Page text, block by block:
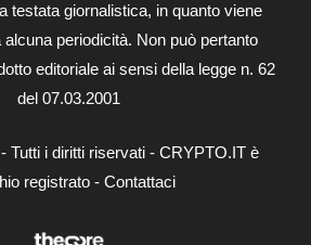
testata giornalistica, in quanto viene
periodicità. Non può pertanto
editoriale ai sensi della legge n. 62
del 07.03.2001
Tutti i diritti riservati - CRYPTO.IT è
registrato - Contattaci